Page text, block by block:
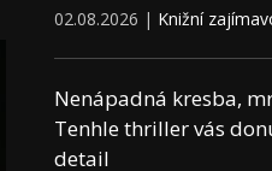
02.08.2026 | Knižní
Nenápadná kresba,
Tenhle thriller vás
detail